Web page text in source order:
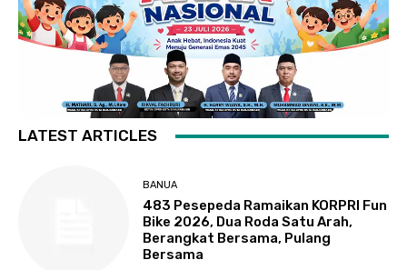
LATEST ARTICLES
BANUA
483 Pesepeda Ramaikan KORPRI Fun
Bike 2026, Dua Roda Satu Arah,
Berangkat Bersama, Pulang
Bersama